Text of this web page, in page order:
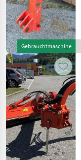
Gebrauchtmaschine